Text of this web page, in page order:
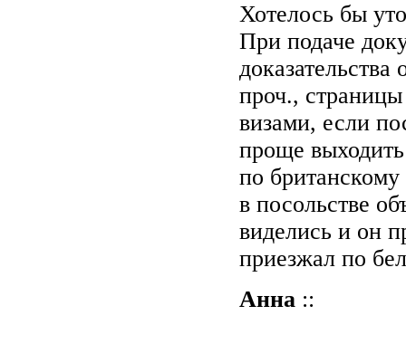
Хотелось бы
При подаче
проч.,
визами, если
проще
по британскому
в посольстве
виделись и он
приезжал по
Анна ::